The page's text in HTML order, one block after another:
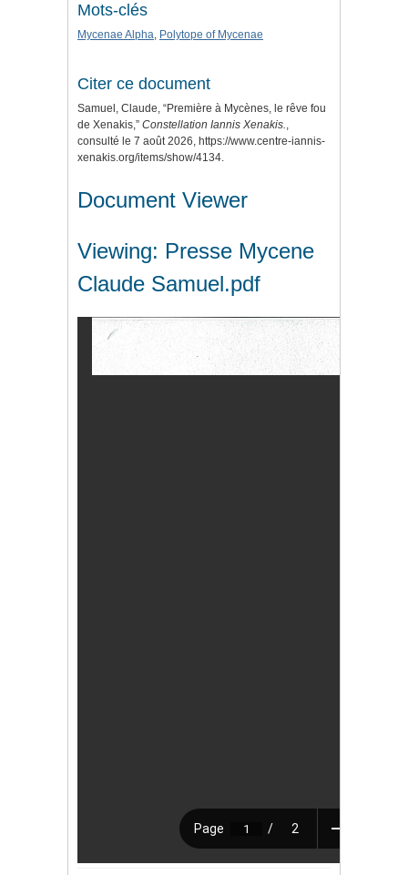
Mots-clés
Mycenae Alpha, Polytope of Mycenae
Citer ce document
Samuel, Claude, “Première à Mycènes, le rêve fou
de Xenakis,” Constellation Iannis Xenakis.,
consulté le 7 août 2026, https://www.centre-iannis-
xenakis.org/items/show/4134.
Document Viewer
Viewing: Presse Mycene
Claude Samuel.pdf